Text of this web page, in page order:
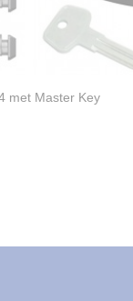
met Master Key